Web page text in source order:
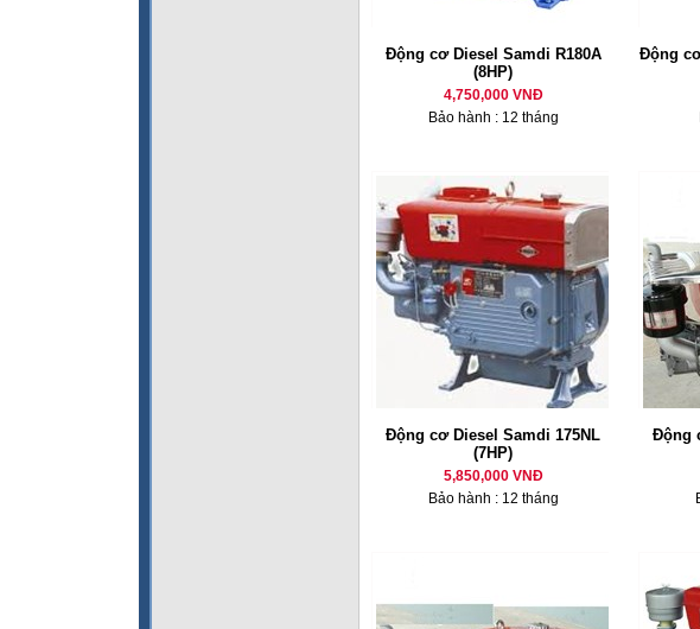
Động cơ Diesel Samdi R180A
(8HP)
4,750,000 VNĐ
Bảo hành : 12 tháng
Động
Động cơ Diesel Samdi 175NL
(7HP)
5,850,000 VNĐ
Bảo hành : 12 tháng
Động